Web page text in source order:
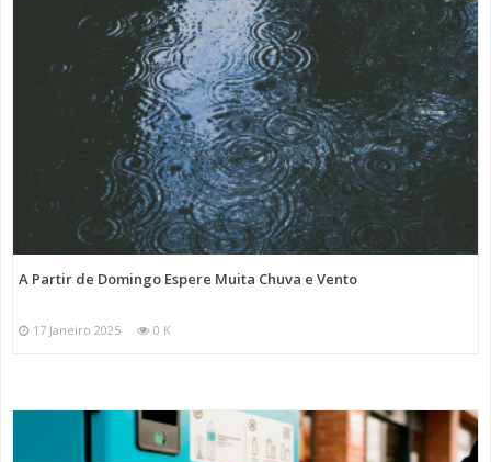
A Partir de Domingo Espere Muita Chuva e Vento
17 Janeiro 2025 0 K